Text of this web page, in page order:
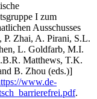
I zum
Ausschusses
P. Zhai, A. Pirani, S.L.
L. Goldfarb, M.I.
Matthews, T.K.
B. Zhou (eds.)]
www.de-
.